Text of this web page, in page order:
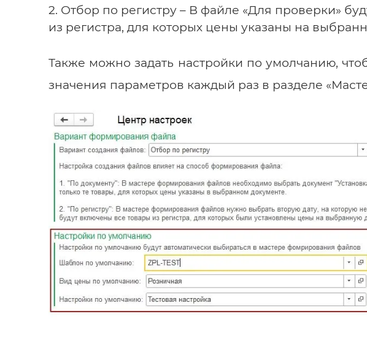
2. Отбор по регистру – В файле «Для проверки»
из регистра, для которых цены указаны на
Также можно задать настройки по умолчанию,
значения параметров каждый раз в разделе